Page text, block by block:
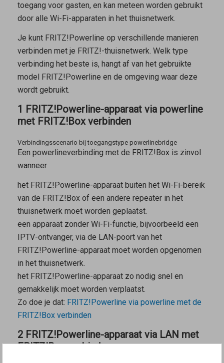
toegang voor gasten, en kan meteen worden gebruikt
door alle Wi-Fi-apparaten in het thuisnetwerk.
Je kunt FRITZ!Powerline op verschillende manieren
verbinden met je FRITZ!-thuisnetwerk. Welk type
verbinding het beste is, hangt af van het gebruikte
model FRITZ!Powerline en de omgeving waar deze
wordt gebruikt.
1 FRITZ!Powerline-apparaat via powerline
met FRITZ!Box verbinden
Verbindingsscenario bij toegangstype powerlinebridge
Een powerlineverbinding met de FRITZ!Box is zinvol
wanneer
het FRITZ!Powerline-apparaat buiten het Wi-Fi-bereik
van de FRITZ!Box of een andere repeater in het
thuisnetwerk moet worden geplaatst.
een apparaat zonder Wi-Fi-functie, bijvoorbeeld een
IPTV-ontvanger, via de LAN-poort van het
FRITZ!Powerline-apparaat moet worden opgenomen
in het thuisnetwerk.
het FRITZ!Powerline-apparaat zo nodig snel en
gemakkelijk moet worden verplaatst.
Zo doe je dat: FRITZ!Powerline via powerline met de
FRITZ!Box verbinden
2 FRITZ!Powerline-apparaat via LAN met
FRITZ!Box verbinden